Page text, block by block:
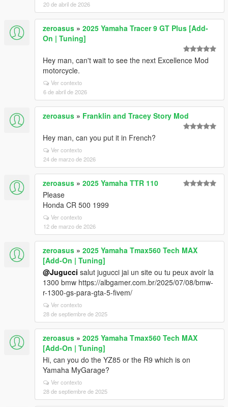
20 de abril de 2026
zeroasus » 2025 Yamaha Tracer 9 GT Plus [Add-
On | Tuning]
Hey man, can't wait to see the next Excellence Mod
motorcycle.
Ver contexto
6 de abril de 2026
zeroasus » Franklin and Tracey Story Mod
Hey man, can you put it in French?
Ver contexto
24 de marzo de 2026
zeroasus » 2025 Yamaha TTR 110
Please
Honda CR 500 1999
Ver contexto
12 de marzo de 2026
zeroasus » 2025 Yamaha Tmax560 Tech MAX
[Add-On | Tuning]
@Jugucci salut jugucci jai un site ou tu peux avoir la
1300 bmw https://albgamer.com.br/2025/07/08/bmw-
r-1300-gs-para-gta-5-fivem/
Ver contexto
28 de septiembre de 2025
zeroasus » 2025 Yamaha Tmax560 Tech MAX
[Add-On | Tuning]
Hi, can you do the YZ85 or the R9 which is on
Yamaha MyGarage?
Ver contexto
28 de septiembre de 2025